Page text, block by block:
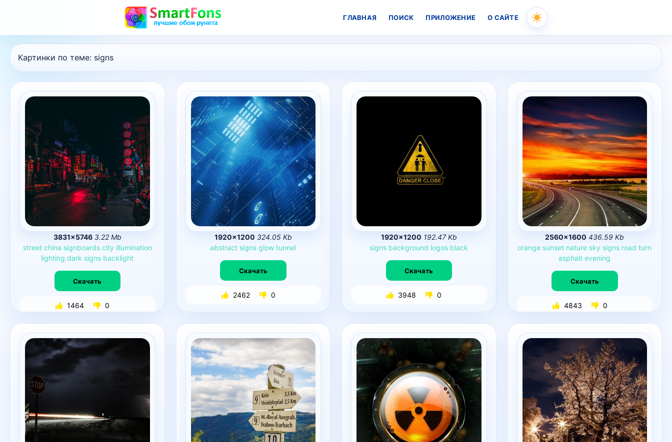
to
ГЛАВНАЯ ПОИСК ПРИЛОЖЕНИЕ О САЙТЕ
Картинки по теме: signs
3831×5746 3.22 Mb
street china signboards city illumination
lighting dark signs backlight
Скачать
1464 0
1920×1200 324.05 Kb
abstract signs glow tunnel
Скачать
2462 0
1920×1200 192.47 Kb
signs background logos black
Скачать
3948 0
2560×1600 436.59 Kb
orange sunset nature sky signs road turn
asphalt evening
Скачать
4843 0